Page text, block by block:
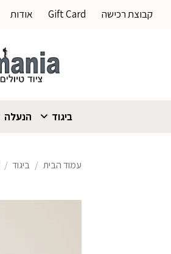
קבוצת רכישה Gift Card אודות
ביגוד הנעלה
עמוד הבית / ביגוד /